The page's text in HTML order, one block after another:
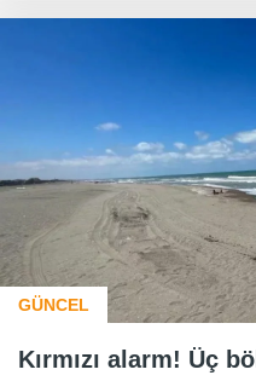
GÜNCEL
Kırmızı alarm! Üç